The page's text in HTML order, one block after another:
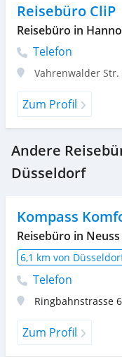
Reisebüro CliP
Reisebüro in
Telefon
Vahrenwalder Str.
Zum Profil
Andere
Düsseldorf
Kompass
Reisebüro in Neuss
6,1 km von
Telefon
Ringbahnstrasse 6
Zum Profil